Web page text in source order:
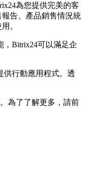
為您提供完美的客
告、產品銷售情況統
。
，Bitrix24可以滿足企
供行動應用程式。透
為了了解更多，請前